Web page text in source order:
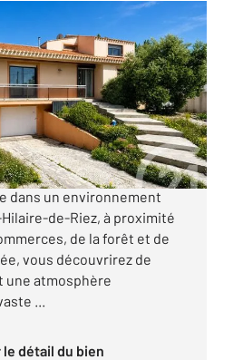
85
€
par cette superbe Villa,
dans un environnement
de-Riez, à proximité
de la forêt et de
vous découvrirez de
une atmosphère
...
le détail du bien